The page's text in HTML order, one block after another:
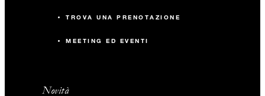
TROVA UNA PRENOTAZIONE
MEETING ED EVENTI
Novità